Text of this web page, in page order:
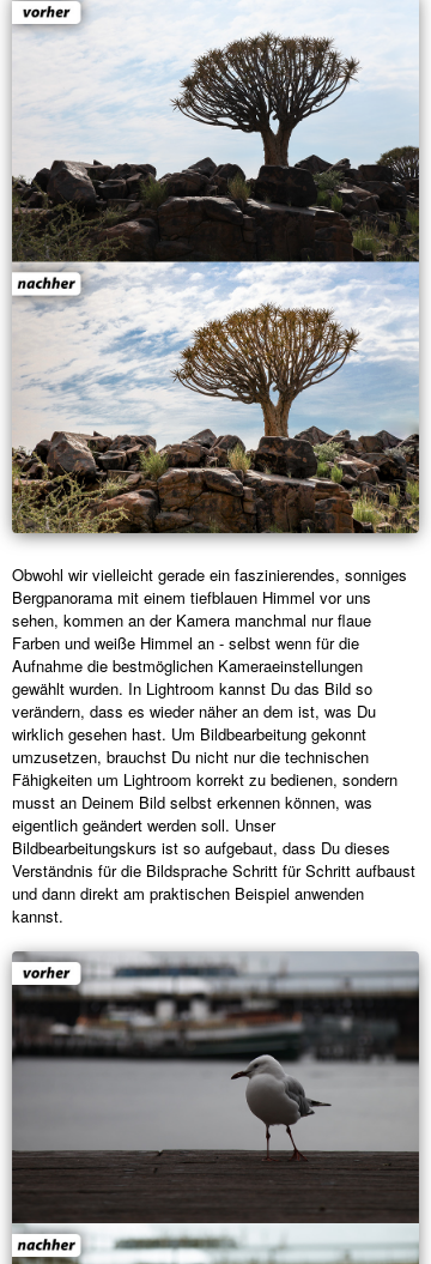
Obwohl wir vielleicht gerade ein faszinierendes, sonniges
Bergpanorama mit einem tiefblauen Himmel vor uns
sehen, kommen an der Kamera manchmal nur flaue
Farben und weiße Himmel an - selbst wenn für die
Aufnahme die bestmöglichen Kameraeinstellungen
gewählt wurden. In Lightroom kannst Du das Bild so
verändern, dass es wieder näher an dem ist, was Du
wirklich gesehen hast. Um Bildbearbeitung gekonnt
umzusetzen, brauchst Du nicht nur die technischen
Fähigkeiten um Lightroom korrekt zu bedienen, sondern
musst an Deinem Bild selbst erkennen können, was
eigentlich geändert werden soll. Unser
Bildbearbeitungskurs ist so aufgebaut, dass Du dieses
Verständnis für die Bildsprache Schritt für Schritt aufbaust
und dann direkt am praktischen Beispiel anwenden
kannst.